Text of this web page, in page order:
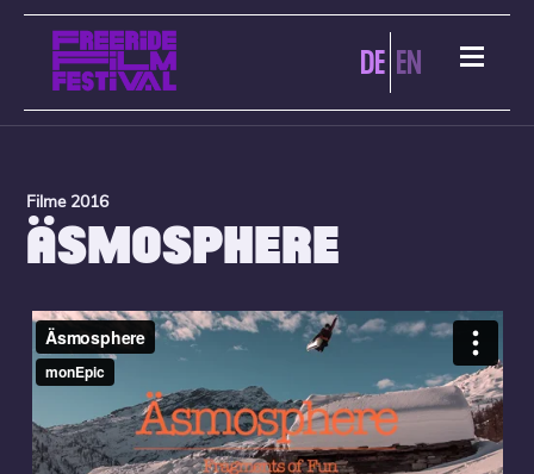
DE EN
Filme 2016
ÄSMOSPHERE